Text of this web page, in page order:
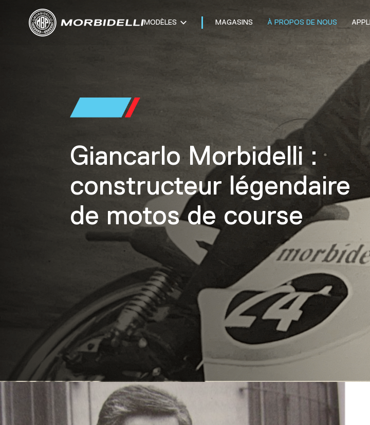
MODÈLES MAGASINS À PROPOS DE NOUS APPLI
Giancarlo Morbidelli :
constructeur légendaire
de motos de course